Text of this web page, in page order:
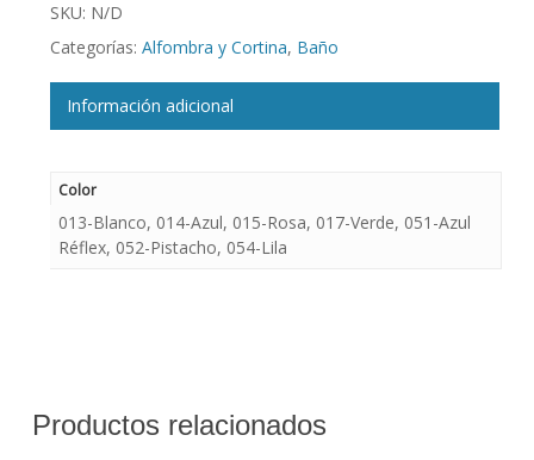
SKU: N/D
Categorías: Alfombra y Cortina, Baño
Información adicional
Color
013-Blanco, 014-Azul, 015-Rosa, 017-Verde, 051-Azul
Réflex, 052-Pistacho, 054-Lila
Productos relacionados